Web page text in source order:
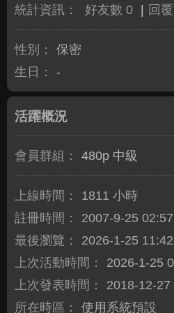
統計資訊： 好友數 0 回
性別：
保密
生日：
-
活躍概況
會員群組： 480p 中級
上線時間：
1811 小時
註冊時間：
2007-9-25
最後瀏覽：
2026-1-25
上次活動時間：
2026-1-25
上次發表時間：
2018-12-27
所在時區：
使用系統預設